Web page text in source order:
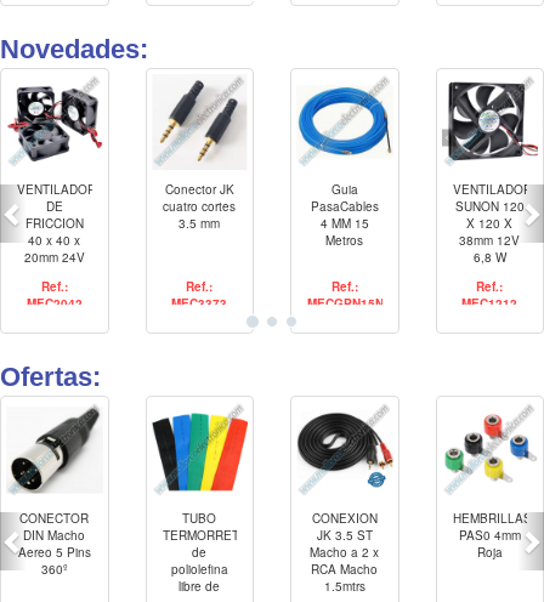
Novedades:
VENTILADOR
DE
FRICCION
40 x 40 x
20mm 24V
rpm
Ref.:
MEC2042
Conector JK
cuatro cortes
3.5 mm
Ref.:
MEC3373
Guia
PasaCables
4 MM 15
Metros
Ref.:
MECGPN15N
VENTILADOR
SUNON 120
X 120 X
38mm 12V
6,8 W
Ref.:
MEC1212
Ofertas:
CONECTOR
DIN Macho
Aereo 5 Pins
360º
TUBO
TERMORRETRACTIL
de
poliolefina
libre de
CONEXION
JK 3.5 ST
Macho a 2 x
RCA Macho
1.5mtrs
HEMBRILLAS
PAS0 4mm
Roja